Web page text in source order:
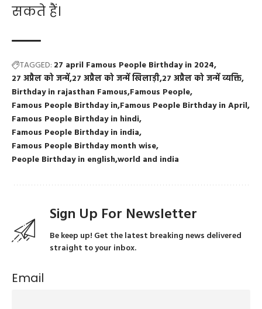
सकते हैं।
TAGGED: 27 april Famous People Birthday in 2024
27 अप्रैल को जन्में 27 अप्रैल को जन्में खिलाड़ी 27 अप्रैल को जन्में व्यक्ति
Birthday in rajasthan Famous Famous People
Famous People Birthday in Famous People Birthday in April
Famous People Birthday in hindi
Famous People Birthday in india
Famous People Birthday month wise
People Birthday in englishworld and india
Sign Up For Newsletter
Be keep up! Get the latest breaking news delivered
straight to your inbox.
Email